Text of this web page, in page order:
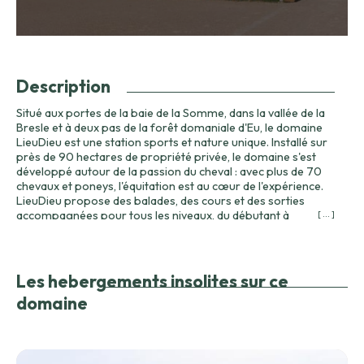
Description
Situé aux portes de la baie de la Somme, dans la vallée de la
Bresle et à deux pas de la forêt domaniale d'Eu, le domaine
LieuDieu est une station sports et nature unique. Installé sur
près de 90 hectares de propriété privée, le domaine s'est
développé autour de la passion du cheval : avec plus de 70
chevaux et poneys, l'équitation est au cœur de l'expérience.
LieuDieu propose des balades, des cours et des sorties
accompagnées pour tous les niveaux, du débutant à
proposés pour compléter un séjour riche en sensations. Les
étangs et plans d'eau offrent un cadre apaisant pour les
activités de paddle et pédalo, ainsi que pour l'observation de
cœur d'un environnement naturel préservé. Chaque
[ ... ]
Les hebergements insolites sur ce
domaine